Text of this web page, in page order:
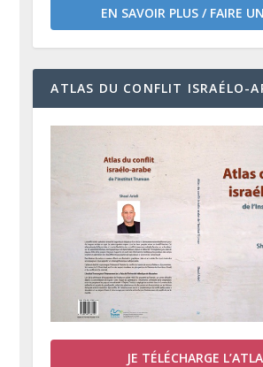
EN SAVOIR PLUS / FAIRE
ATLAS DU CONFLIT ISRAÉLO-
JE TÉLÉCHARGE